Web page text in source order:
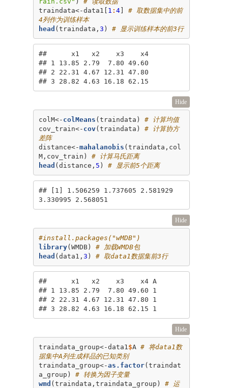
traindata<-data1[ 1 : 4] # 取数据集中的前
4列作为训练样本
head (traindata, 3 ) # 显示训练样本的前3行
##      x1   x2    x3    x4
## 1 13.85 2.79  7.80 49.60
## 2 22.31 4.67 12.31 47.80
## 3 28.82 4.63 16.18 62.15
Hide
colM<- colMeans (traindata) # 计算均值
cov_train<- cov(traindata) # 计算协方
差阵
distance<-mahalanobis (traindata,col
M,cov_train) # 计算马氏距离
head (distance, 5 ) # 显示前5个距离
## [1] 1.506259 1.737605 2.581929
3.330995 2.568051
Hide
#install.packages("wMDB")
library(WMDB) # 加载WMDB包
head (data1, 3 ) # 取data1数据集前3行
##      x1   x2    x3    x4 A
## 1 13.85 2.79  7.80 49.60 1
## 2 22.31 4.67 12.31 47.80 1
## 3 28.82 4.63 16.18 62.15 1
Hide
traindata_group<-data1 $A # 将data1数
据集中A列生成样品的已知类别
traindata_group<-as.factor(traindat
a_group) # 转换为因子变量
wmd (traindata,traindata_group) # 运